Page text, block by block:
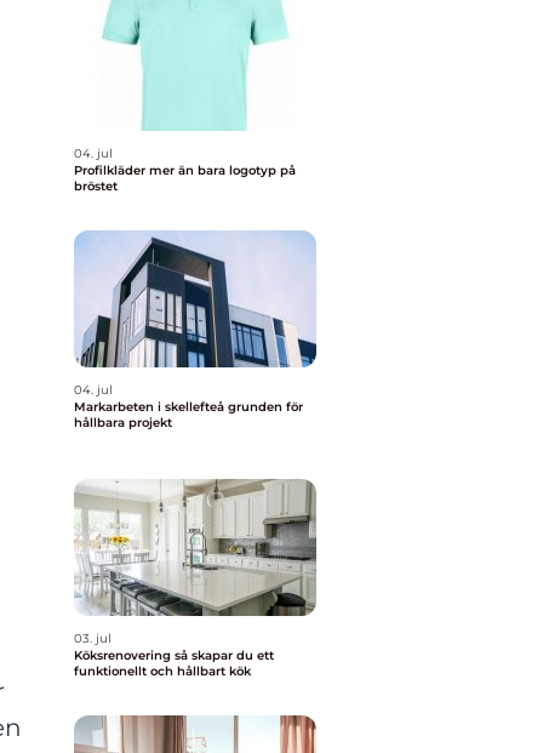
04. jul
Profilkläder mer än bara logotyp på
bröstet
04. jul
Markarbeten i skellefteå grunden för
hållbara projekt
03. jul
Köksrenovering så skapar du ett
funktionellt och hållbart kök